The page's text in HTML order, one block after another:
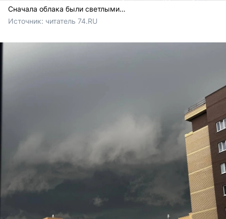
Сначала облака были светлыми…
Источник: читатель 74.RU